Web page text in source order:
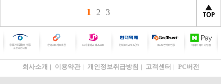
1 2 3
회사소개 | 이용약관 | 개인정보취급방침 | 고객센터 | PC버전